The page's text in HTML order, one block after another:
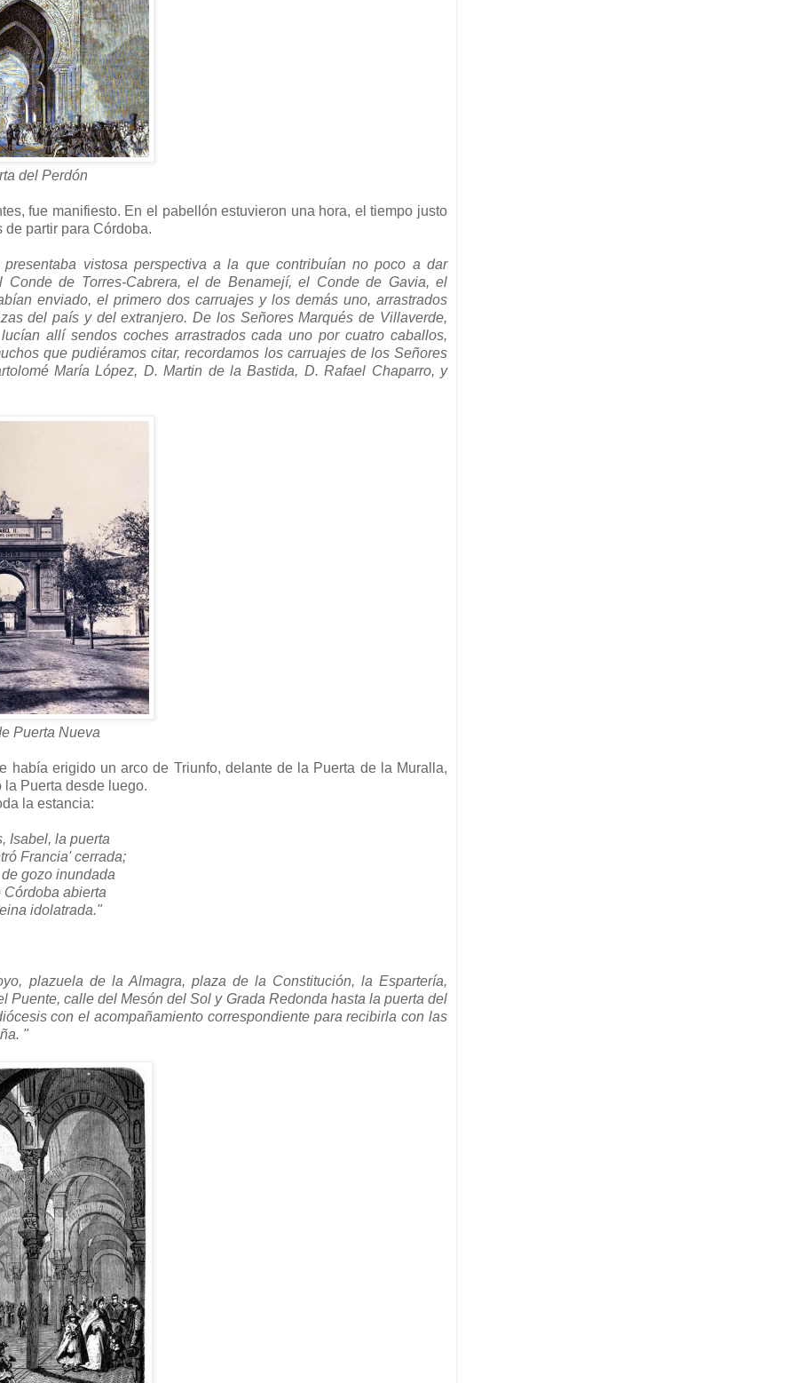
del Perdón
fue manifiesto. En el pabellón estuvieron una hora, el tiempo justo
de partir para Córdoba.
vistosa perspectiva a la que contribuían no poco a dar
de Torres-Cabrera, el de Benamejí, el Conde de Gavia, el
enviado, el primero dos carruajes y los demás uno, arrastrados
del país y del extranjero. De los Señores Marqués de Villaverde,
allí sendos coches arrastrados cada uno por cuatro caballos,
que pudiéramos citar, recordamos los carruajes de los Señores
María López, D. Martin de la Bastida, D. Rafael Chaparro, y
Puerta Nueva
había erigido un arco de Triunfo, delante de la Puerta de la Muralla,
Puerta desde luego.
la estancia:
Isabel, la puerta
Francia' cerrada;
gozo inundada
Córdoba abierta
idolatrada."
plazuela de la Almagra, plaza de la Constitución, la Espartería,
calle del Mesón del Sol y Grada Redonda hasta la puerta del
con el acompañamiento correspondiente para recibirla con las
"